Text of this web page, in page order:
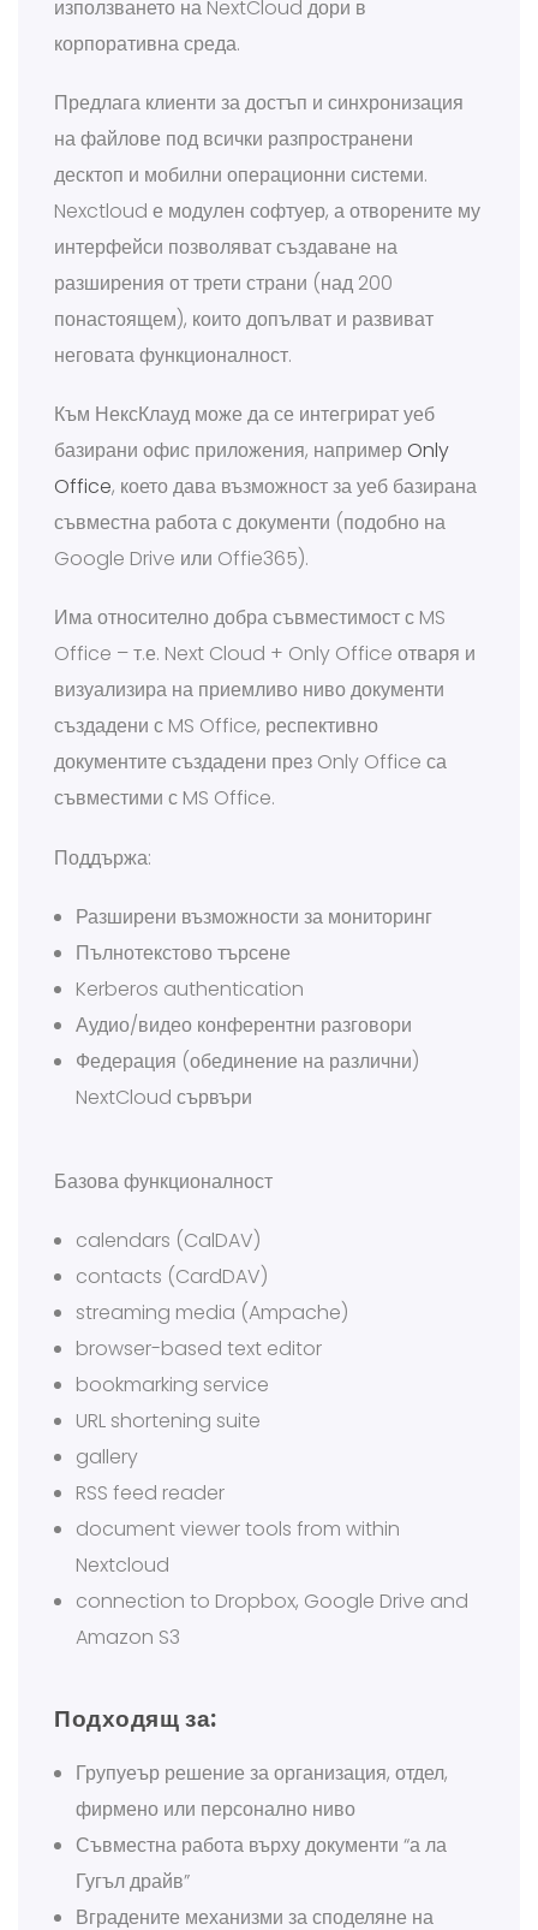
използването на NextCloud дори в
корпоративна среда.
Предлага клиенти за достъп и синхронизация
на файлове под всички разпространени
десктоп и мобилни операционни системи.
Nexctloud е модулен софтуер, а отворените му
интерфейси позволяват създаване на
разширения от трети страни (над 200
понастоящем), които допълват и развиват
неговата функционалност.
Към НексКлауд може да се интегрират уеб
базирани офис приложения, например Only
Office, което дава възможност за уеб базирана
съвместна работа с документи (подобно на
Google Drive или Offie365).
Има относително добра съвместимост с MS
Office – т.е. Next Cloud + Only Office отваря и
визуализира на приемливо ниво документи
създадени с MS Office, респективно
документите създадени през Only Office са
съвместими с MS Office.
Поддържа:
Разширени възможности за мониторинг
Пълнотекстово търсене
Kerberos authentication
Аудио/видео конферентни разговори
Федерация (обединение на различни)
NextCloud сървъри
Базова функционалност
calendars (CalDAV)
contacts (CardDAV)
streaming media (Ampache)
browser-based text editor
bookmarking service
URL shortening suite
gallery
RSS feed reader
document viewer tools from within
Nextcloud
connection to Dropbox, Google Drive and
Amazon S3
Подходящ за:
Групуеър решение за организация, отдел,
фирмено или персонално ниво
Съвместна работа върху документи “а ла
Гугъл драйв”
Вградените механизми за споделяне на